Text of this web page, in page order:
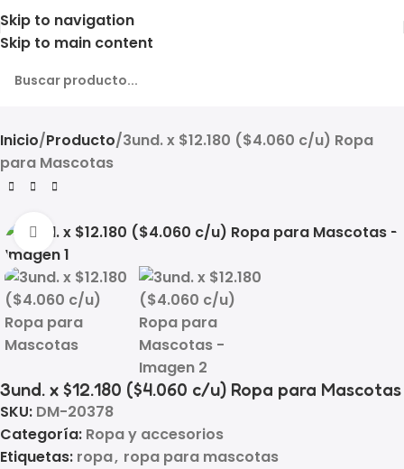
Skip to navigation
Skip to main content
Inicio Producto 3und. x $12.180 ($4.060 c/u) Ropa
para Mascotas
Click to enlarge
3und. x $12.180 ($4.060 c/u) Ropa para Mascotas
SKU: DM-20378
Categoría: Ropa y accesorios
Etiquetas: ropa, ropa para mascotas